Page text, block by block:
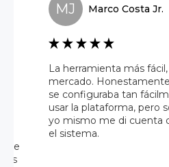
de
MJ Marco Costa Jr.
La herramienta más
mercado.
se configuraba tan
usar la plataforma, pero
yo mismo me di cuenta
el sistema.